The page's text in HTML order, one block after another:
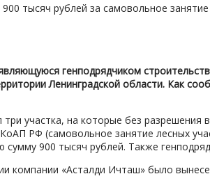
генподрядчиком
Ленинградской области. Как
участка, на которые без
РФ (самовольное занятие лесных
900 тысяч рублей. Также
компании «Асталди Ичташ» было